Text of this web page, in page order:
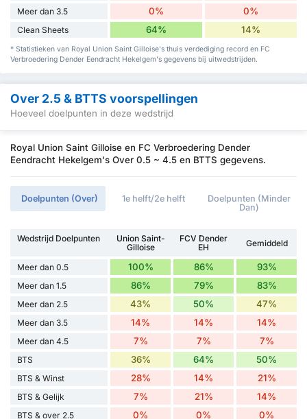
Meer dan 3.5 0% 0%
Clean Sheets 64% 14%
* Statistieken van Royal Union Saint Gilloise's thuis verdediging record en FC
Verbroedering Dender Eendracht Hekelgem's gegevens bij uitwedstrijden.
Over 2.5 & BTTS voorspellingen
Hoeveel doelpunten in deze wedstrijd
Royal Union Saint Gilloise en FC Verbroedering Dender
Eendracht Hekelgem's Over 0.5 ~ 4.5 en BTTS gegevens.
Doelpunten (Over) 1e helft/2e helft
Doelpunten (Minder
Dan)
Wedstrijd Doelpunten
Union Saint-
Gilloise
FCV Dender
EH
Gemiddeld
Meer dan 0.5 100% 86% 93%
Meer dan 1.5 86% 79% 83%
Meer dan 2.5 43% 50% 47%
Meer dan 3.5 14% 14% 14%
Meer dan 4.5 7% 7% 7%
BTS 36% 64% 50%
BTS & Winst 28% 14% 21%
BTS & Gelijk 7% 21% 14%
BTS & over 2.5 0% 0% 0%